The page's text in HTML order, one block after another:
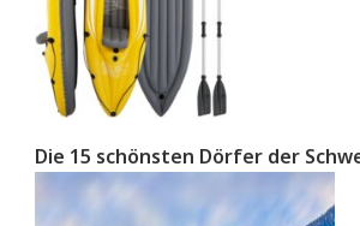
Die 15 schönsten Dörfer der